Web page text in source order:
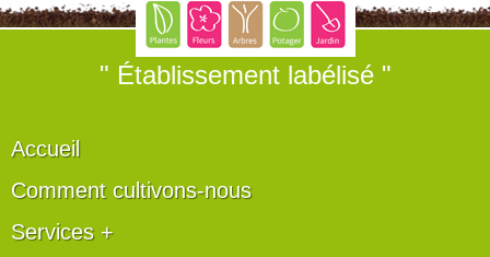
" Établissement labélisé "
Accueil
Comment cultivons-nous
Services +